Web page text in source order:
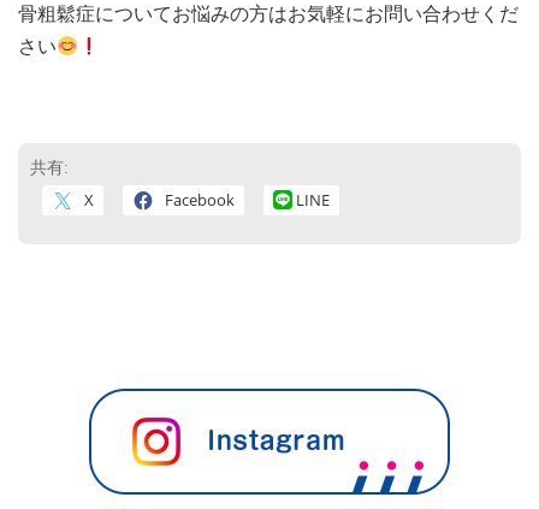
骨粗鬆症についてお悩みの方はお気軽にお問い合わせくだ
さい
共有:
X Facebook LINE